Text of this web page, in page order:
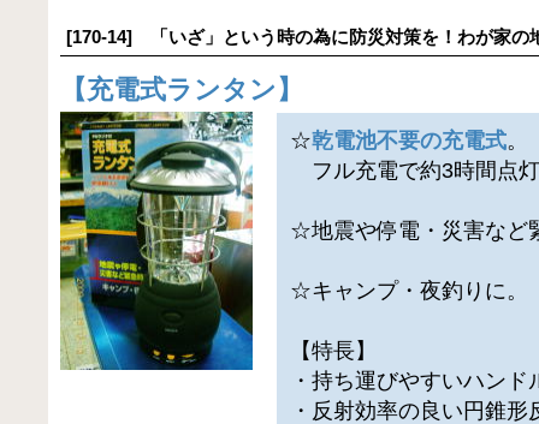
[170-14] 「いざ」という時の為に防災対策を！わが家の
【充電式ランタン 】
☆乾電池不要の充電式。
フル充電で約3時間点
☆地震や停電・災害など
☆キャンプ・夜釣りに。
【特長】
・持ち運びやすいハンド
・反射効率の良い円錐形